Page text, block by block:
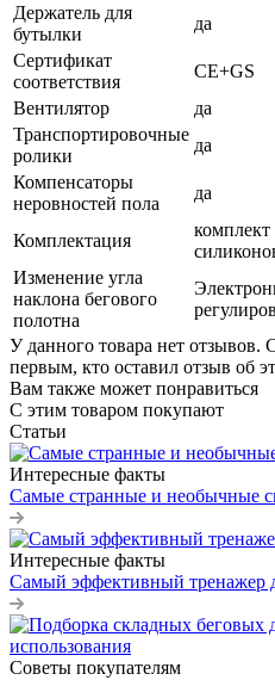
Держатель для
бутылки
да
Сертификат
соответствия
CE+GS
Вентилятор
да
Транспортировочные
ролики
да
Компенсаторы
неровностей пола
да
Комплектация
Изменение угла
наклона бегового
полотна
У данного товара нет отзывов.
первым, кто оставил отзыв об
Вам также может понравиться
С этим товаром покупают
Статьи
Интересные факты
Самые странные и необычные
Интересные факты
Самый эффективный тренажер
Советы покупателям